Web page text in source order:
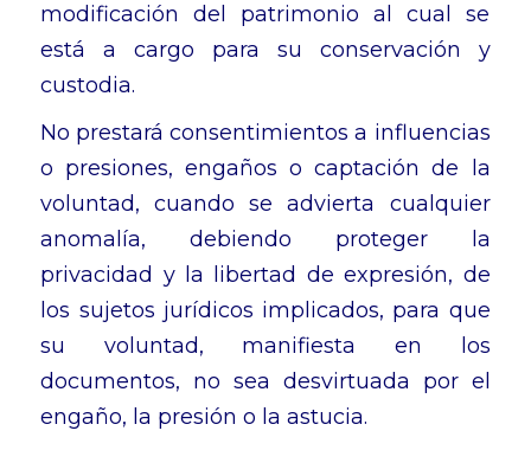
modificación del patrimonio al cual se
está a cargo para su conservación y
custodia.
No prestará consentimientos a influencias
o presiones, engaños o captación de la
voluntad, cuando se advierta cualquier
anomalía, debiendo proteger la
privacidad y la libertad de expresión, de
los sujetos jurídicos implicados, para que
su voluntad, manifiesta en los
documentos, no sea desvirtuada por el
engaño, la presión o la astucia.